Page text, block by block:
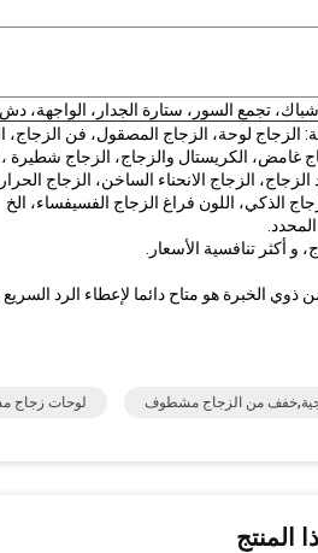
تجمع السور، ستارة الجدار، الواجهة،
الزجاج لوحة، الزجاج المصقول، فن الزجاج،
غامض، الكريستال والزجاج، الزجاج
الزجاج الانحناء الساخن، الزجاج
الذكي، اللون فراغ الزجاج الفسيفساء، الخ
من الزجاج مشطوف لوحات زجاج
المنتج